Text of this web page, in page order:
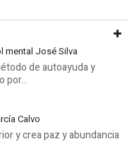
mental José Silva
de autoayuda y
por...
Calvo
y crea paz y abundancia